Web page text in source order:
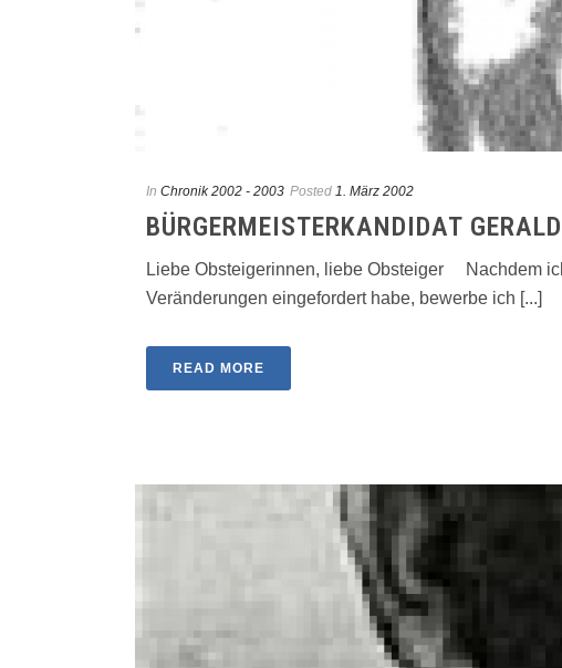
In Chronik 2002 - 2003 Posted 1. März 2002
BÜRGERMEISTERKANDIDAT
Liebe Obsteigerinnen, liebe Obsteiger Nachdem
Veränderungen eingefordert habe, bewerbe ich [...]
READ MORE